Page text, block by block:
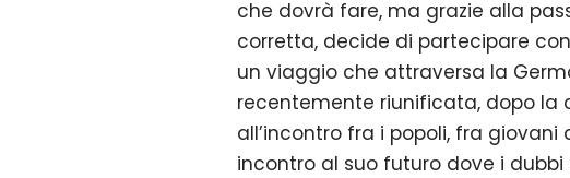
che dovrà fare, ma grazie alla
corretta, decide di partecipare
un viaggio che attraversa la
recentemente riunificata, dopo la
all’incontro fra i popoli, fra giovani
incontro al suo futuro dove i